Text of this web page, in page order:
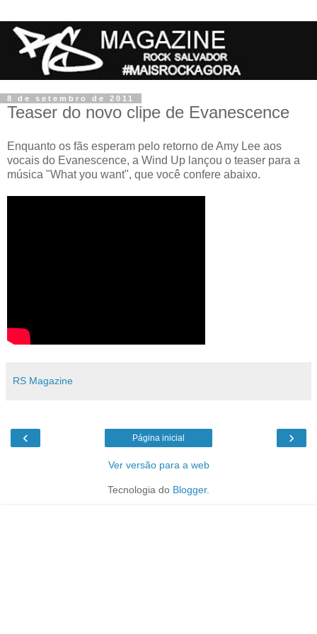
8 de setembro de 2011
Teaser do novo clipe de Evanescence
Enquanto os fãs esperam pelo retorno de Amy Lee aos
vocais do Evanescence, a Wind Up lançou o teaser para a
música "What you want", que você confere abaixo.
RS Magazine
‹ ›
Página inicial
Ver versão para a web
Tecnologia do Blogger.